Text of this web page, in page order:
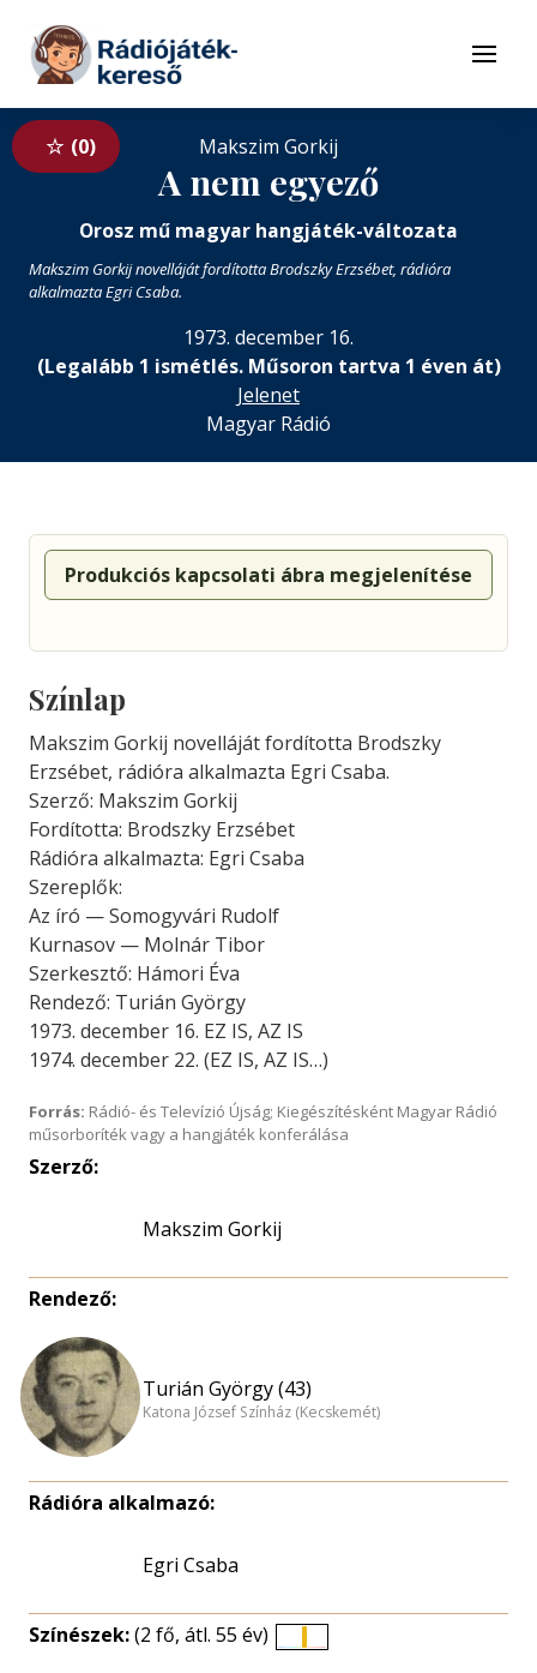
Tovább a tartalomhoz
Menü
0 Makszim Gorkij
A nem egyező
Orosz mű magyar hangjáték-változata
Makszim Gorkij novelláját fordította Brodszky Erzsébet, rádióra
alkalmazta Egri Csaba.
1973. december 16.
(Legalább 1 ismétlés. Műsoron tartva 1 éven át)
Jelenet
Magyar Rádió
Produkciós kapcsolati ábra megjelenítése
Színlap
Makszim Gorkij novelláját fordította Brodszky
Erzsébet, rádióra alkalmazta Egri Csaba.
Szerző: Makszim Gorkij
Fordította: Brodszky Erzsébet
Rádióra alkalmazta: Egri Csaba
Szereplők:
Az író — Somogyvári Rudolf
Kurnasov — Molnár Tibor
Szerkesztő: Hámori Éva
Rendező: Turián György
1973. december 16. EZ IS, AZ IS
1974. december 22. (EZ IS, AZ IS…)
Forrás: Rádió- és Televízió Újság; Kiegészítésként Magyar Rádió
műsorboríték vagy a hangjáték konferálása
Szerző:
Makszim Gorkij
Rendező:
Turián György (43)
Katona József Színház (Kecskemét)
Rádióra alkalmazó:
Egri Csaba
Színészek:(2 fő, átl. 55 év)